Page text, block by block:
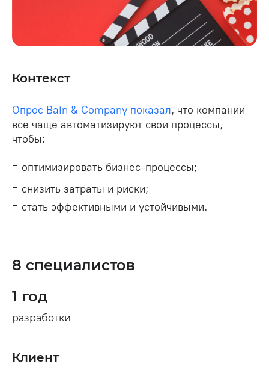
Контекст
Опрос Bain & Company показал, что компании
все чаще автоматизируют свои процессы,
чтобы:
оптимизировать бизнес-процессы;
снизить затраты и риски;
стать эффективными и устойчивыми.
8 специалистов
1 год
разработки
Клиент